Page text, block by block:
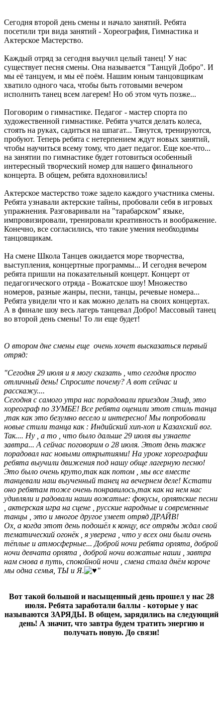
Сегодня второй день смены и начало занятий. Ребята
посетили три вида занятий - Хореография, Гимнастика и
Актерское Мастерство.
Каждый отряд за сегодня выучил целый танец! У нас
существует песня смены. Она называется "Танцуй Добро". И
мы её танцуем, и мы её поём. Нашим юным танцовщикам
хватило одного часа, чтобы быть готовыми вечером
исполнить танец всем лагерем! Но об этом чуть позже...
Поговорим о гимнастике. Педагог - мастер спорта по
художественной гимнастике. Ребята учатся делать колеса,
стоять на руках, садиться на шпагат... Тянутся, тренируются,
пробуют. Теперь ребята с нетерпением ждут новых занятий,
чтобы научиться всему тому, что дает педагог. Еще кое-что...
на занятии по гимнастике будет готовиться особенный
интересный творческий номер для нашего финального
концерта. В общем, ребята вдохновились!
Актерское мастерство тоже задело каждого участника смены.
Ребята узнавали актерские тайны, пробовали себя в игровых
упражнения. Разговаривали на "тарабарском" языке,
импровизировали, тренировали креативность и воображение.
Конечно, все согласились, что такие умения необходимы
танцовщикам.
На смене Школа Танцев ожидается море творчества,
выступления, концертные программы... И сегодня вечером
ребята пришли на показательный концерт. Концерт от
педагогического отряда - Вожатское шоу! Множество
номеров, разные жанры, песни, танцы, речевые номера...
Ребята увидели что и как можно делать на своих концертах.
А в финале шоу весь лагерь танцевал Добро! Массовый танец
во второй день смены! То ли еще будет!
О втором дне смены еще очень хочет высказаться первый
отряд:
"Сегодня 29 июля и я могу сказать , что сегодня просто
отличный день! Спросите почему? А вот сейчас и
расскажу....
Сегодня с самого утра нас порадовали приездом Элиф, это
хореограф по ЗУМБЕ! Все ребята оценили этот стиль танца
,так как это безумно весело и интересно! Мы попробовали
новые стили танца как : Индийский хип-хоп и Казахский вог.
Так.... Ну , а то , что было дальше 29 июля вы узнаете
завтра... А сейчас поговорим о 28 июля. Этот день также
порадовал нас новыми открытиями! На уроке хореографии
ребята выучили движения под нашу обще лагерную песню!
Это было очень круто,так как потом , мы все вместе
танцевали наш выученный танец на вечернем деле! Кстати
оно ребятам тоже очень понравилось,так как на нем нас
удивляли и радовали наши вожатые: фокусы, орлятские песни
, актерская игра на сцене , русские народные и современные
танцы , это и многое другое умеет отряд ДРАЙВ!
Ох, а когда этот день подошёл к концу, все отряды ждал свой
тематический огонёк , я уверена , что у всех они были очень
тёплые и атмосферные... Доброй ночи ребята орлята, доброй
ночи девчата орлята , доброй ночи вожатые наши , завтра
нам снова в путь, спокойной ночи , смена стала днём короче
мы одна семья, ТЫ и Я.
"
Вот такой большой и насыщенный день прошел у нас 28
июля. Ребята заработали баллы - которые у нас
называются ЗАРЯДЫ. В общем, зарядились на следующий
день! А значит, что завтра будем тратить энергию и
получать новую. До связи!